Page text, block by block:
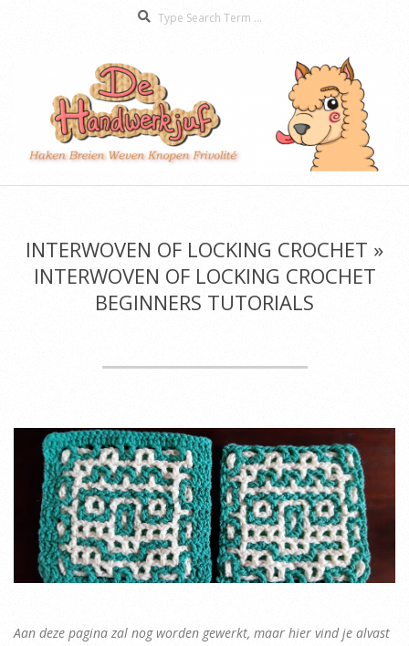
De
MenuINTERWOVEN OF LOCKING CROCHET »
INTERWOVEN OF LOCKING CROCHET
BEGINNERS TUTORIALS
Aan deze pagina zal nog worden gewerkt, maar hier vind je alvast